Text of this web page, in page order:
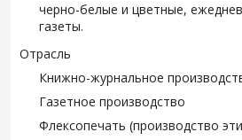
черно-белые и цветные,
газеты.
Отрасль
Книжно-журнальное
Газетное производство
Флексопечать (производство